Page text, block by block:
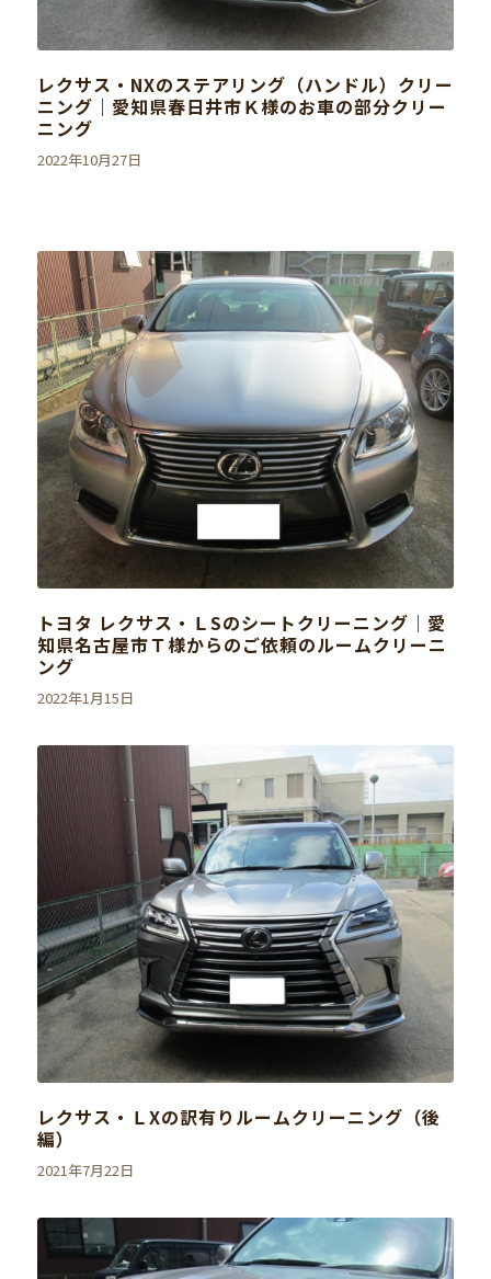
レクサス・NXのステアリング（ハンドル）クリー
ニング｜愛知県春日井市Ｋ様のお車の部分クリー
ニング
2022年10月27日
トヨタ レクサス・ＬSのシートクリーニング｜愛
知県名古屋市Ｔ様からのご依頼のルームクリーニ
ング
2022年1月15日
レクサス・ＬXの訳有りルームクリーニング（後
編）
2021年7月22日